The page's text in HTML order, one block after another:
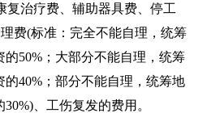
复治疗费、辅助器具费、停工
费(标准：完全不能自理，统筹
50%；大部分不能自理，统筹
40%；部分不能自理，统筹地
、工伤复发的费用。